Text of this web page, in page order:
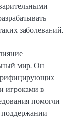
заболеваний.
мир. Он
игроками в
помогли